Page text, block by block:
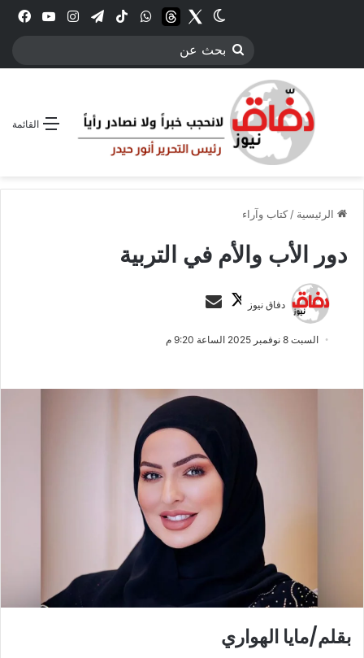
انستقرامتيلقرام‫TikTokواتسابthreadsTwitter
الوضع المظلم
بحث
القائمة
الرئيسية /كتاب وآراء
دور الأب والأم في التربية
دفاق نيوز
ت
ب
ل
س
ر
ا
إ
ل
ك
ت
ي
السبت 8 نوفمبر 2025 الساعة 9:20 م
بقلم/مايا الهواري